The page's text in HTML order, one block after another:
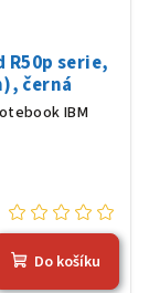
R50p serie,
černá
IBM
Do košíku